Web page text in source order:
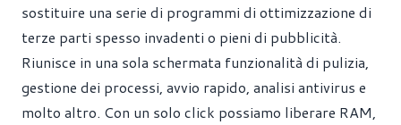
sostituire una serie di programmi di ottimizzazione di
terze parti spesso invadenti o pieni di pubblicità.
Riunisce in una sola schermata funzionalità di pulizia,
gestione dei processi, avvio rapido, analisi antivirus e
molto altro. Con un solo click possiamo liberare RAM,